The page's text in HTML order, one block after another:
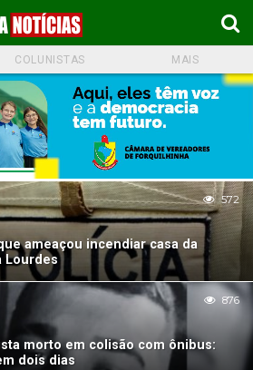
COLUNISTAS MAIS
ameaçou incendiar casa da
Lourdes
572
morto em colisão com ônibus:
dois dias
876